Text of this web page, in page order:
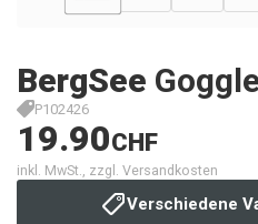
BergSee
P102426
19.90CHF
inkl. MwSt., zzgl. Versandkosten
Verschiedene